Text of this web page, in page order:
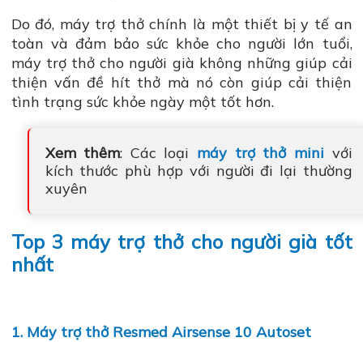
Do đó, máy trợ thở chính là một thiết bị y tế an
toàn và đảm bảo sức khỏe cho người lớn tuổi,
máy trợ thở cho người già không những giúp cải
thiện vấn đề hít thở mà nó còn giúp cải thiện
tình trạng sức khỏe ngày một tốt hơn.
Xem thêm: Các loại máy trợ thở mini với
kích thước phù hợp với người đi lại thường
xuyên
Top 3 máy trợ thở cho người già tốt
nhất
1. Máy trợ thở Resmed Airsense 10 Autoset